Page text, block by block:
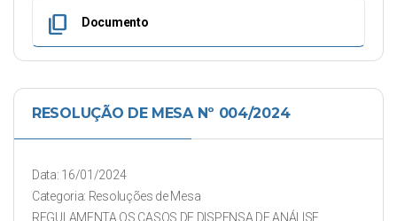
content_copy Documento
RESOLUÇÃO DE MESA Nº 004/2024
Data: 16/01/2024
Categoria: Resoluções de Mesa
REGULAMENTA OS CASOS DE DISPENSA DE ANÁLISE